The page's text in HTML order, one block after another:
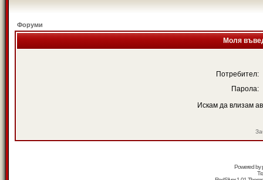
Форуми
Моля
Потребител:
Парола:
Искам да влизам
Powered by